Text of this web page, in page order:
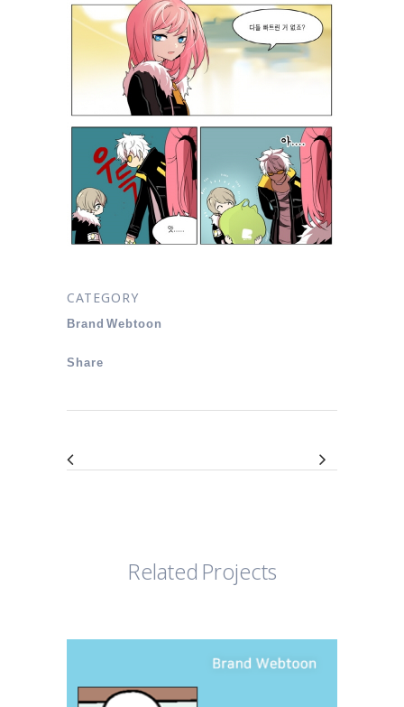
CATEGORY
Brand Webtoon
Share
Related Projects